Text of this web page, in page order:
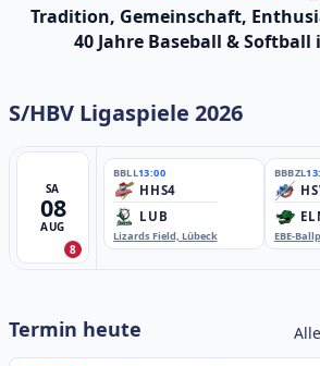
Tradition, Gemeinschaft,
40 Jahre Baseball &
S/HBV Ligaspiele 2026
SA
08
AUG
8
BBLL13:00
HHS4
LUB
Lizards Field, Lübeck
BBBZL
EBE-
Termin heute